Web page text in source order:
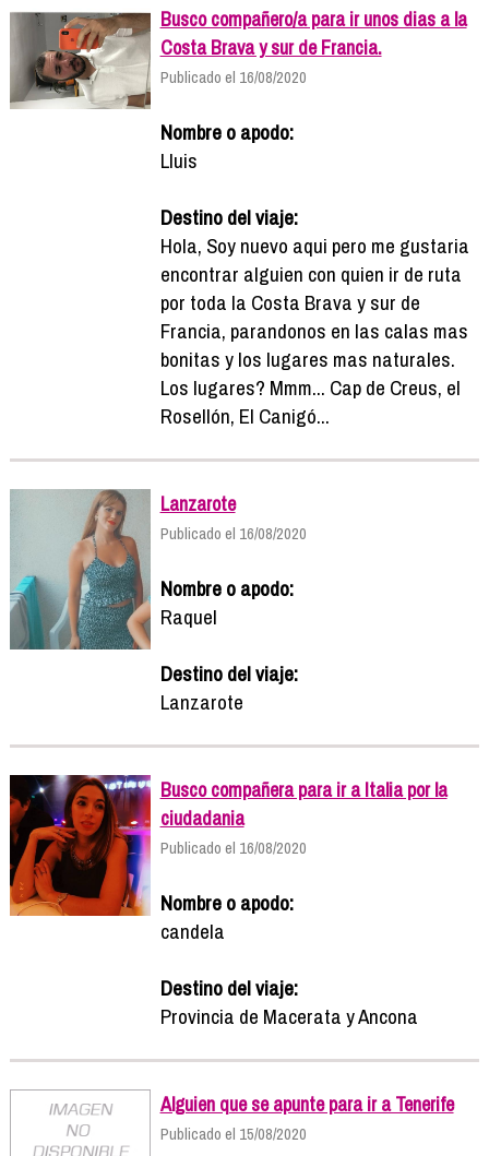
Busco compañero/a para ir unos dias a la
Costa Brava y sur de Francia.
Publicado el 16/08/2020
Nombre o apodo:
Lluis
Destino del viaje:
Hola, Soy nuevo aqui pero me gustaria
encontrar alguien con quien ir de ruta
por toda la Costa Brava y sur de
Francia, parandonos en las calas mas
bonitas y los lugares mas naturales.
Los lugares? Mmm... Cap de Creus, el
Rosellón, El Canigó...
Lanzarote
Publicado el 16/08/2020
Nombre o apodo:
Raquel
Destino del viaje:
Lanzarote
Busco compañera para ir a Italia por la
ciudadania
Publicado el 16/08/2020
Nombre o apodo:
candela
Destino del viaje:
Provincia de Macerata y Ancona
Alguien que se apunte para ir a Tenerife
Publicado el 15/08/2020